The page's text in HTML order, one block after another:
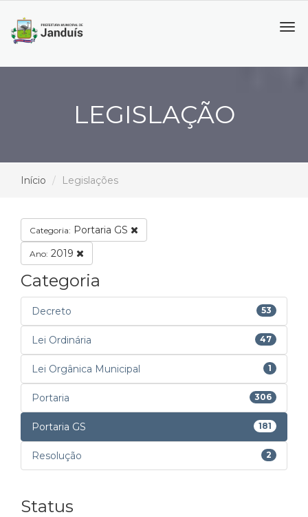
LEGISLAÇÃO
Início Legislações
Categoria: Portaria GS
Ano: 2019
Categoria
Decreto 53
Lei Ordinária 47
Lei Orgânica Municipal 1
Portaria 306
Portaria GS 181
Resolução 2
Status